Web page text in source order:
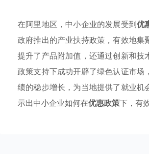
在阿里地区，中小企业的发展受到优
政府推出的产业扶持政策，有效地
提升了产品附加值，还通过创新和
政策支持下成功开辟了绿色认证市
绩的稳步增长，为当地提供了就业
示出中小企业如何在优惠政策下，有